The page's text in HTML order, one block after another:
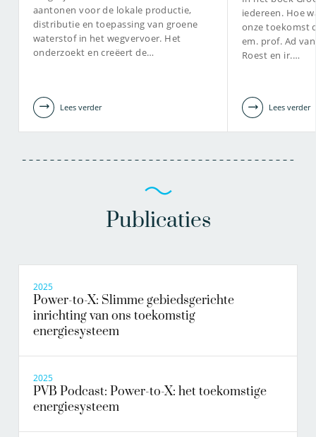
aantonen voor de lokale productie,
distributie en toepassing van groene
waterstof in het wegvervoer. Het
onderzoekt en creëert de…
Lees verder
iedereen. Hoe
onze toekomst
em. prof. Ad
Roest en ir.…
Lees verder
Publicaties
2025
Power-to-X: Slimme gebiedsgerichte
inrichting van ons toekomstig
energiesysteem
2025
PVB Podcast: Power-to-X: het toekomstige
energiesysteem